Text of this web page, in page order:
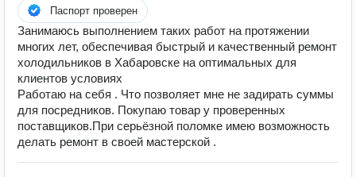
Паспорт проверен
Занимаюсь выполнением таких работ на протяжении
многих лет, обеспечивая быстрый и качественный ремонт
холодильников в Хабаровске на оптимальных для
клиентов условиях
Работаю на себя . Что позволяет мне не задирать суммы
для посредников. Покупаю товар у проверенных
поставщиков.При серьёзной поломке имею возможность
делать ремонт в своей мастерской .